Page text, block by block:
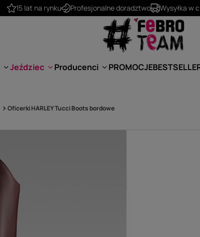
530 624 234 kontakt@febro.pl
Jeździec Producenci PROMOCJE
Oficerki HARLEY Tucci Boots bordowe